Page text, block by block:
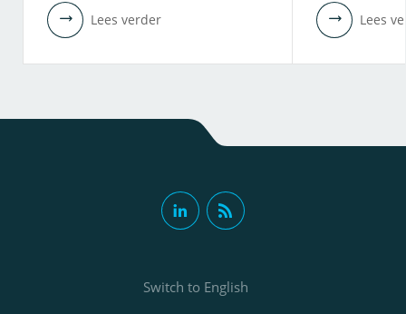
Lees verder Lees
Switch to English